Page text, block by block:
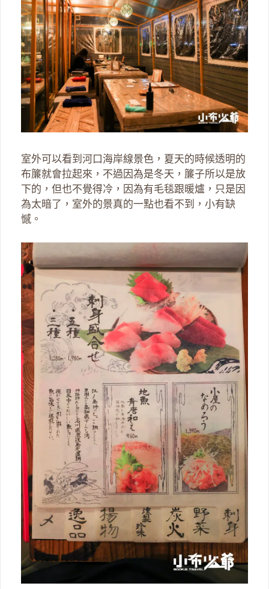
室外可以看到河口海岸線景色，夏天的時候透明的
布簾就會拉起來，不過因為是冬天，簾子所以是放
下的，但也不覺得冷，因為有毛毯跟暖爐，只是因
為太暗了，室外的景真的一點也看不到，小有缺
憾。